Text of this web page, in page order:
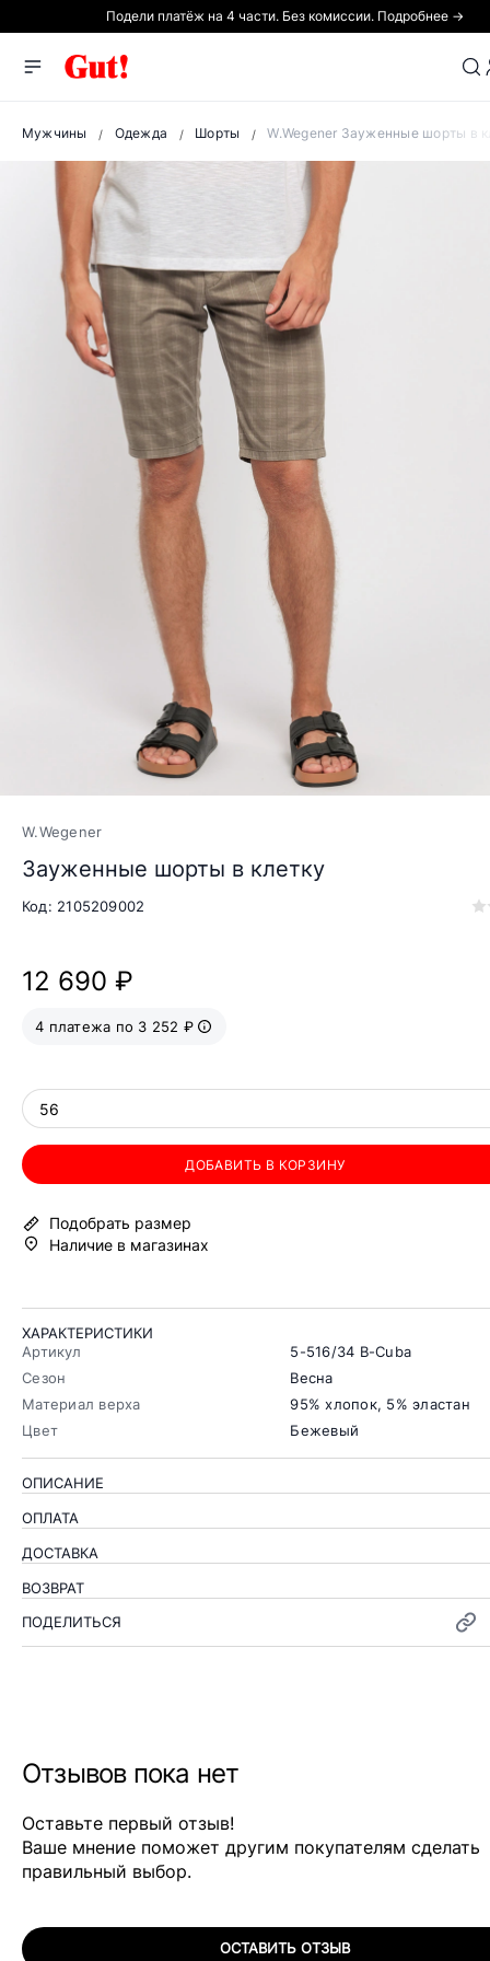
Подели платёж на 4 части. Без комиссии. Подробнее →
Мужчины Одежда Шорты W.Wegener Зауженные шорты в
W.Wegener
Зауженные шорты в клетку
Код: 2105209002
12 690 ₽
4 платежа по 3 252 ₽
56
ДОБАВИТЬ В КОРЗИНУ
Подобрать размер
Наличие в магазинах
ХАРАКТЕРИСТИКИ
Артикул
5-516/34 B-Cuba
Сезон
Весна
Материал верха
95% хлопок, 5% эластан
Цвет
Бежевый
ОПИСАНИЕ
ОПЛАТА
ДОСТАВКА
ВОЗВРАТ
ПОДЕЛИТЬСЯ
Отзывов пока нет
Оставьте первый отзыв!
Ваше мнение поможет другим покупателям сделать
правильный выбор.
ОСТАВИТЬ ОТЗЫВ